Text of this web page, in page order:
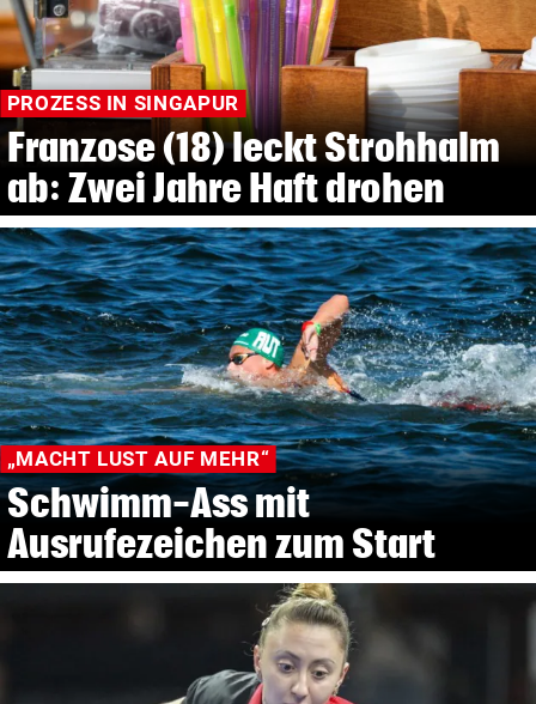
PROZESS IN SINGAPUR
Franzose (18) leckt Strohhalm
ab: Zwei Jahre Haft drohen
„MACHT LUST AUF MEHR“
Schwimm-Ass mit
Ausrufezeichen zum Start